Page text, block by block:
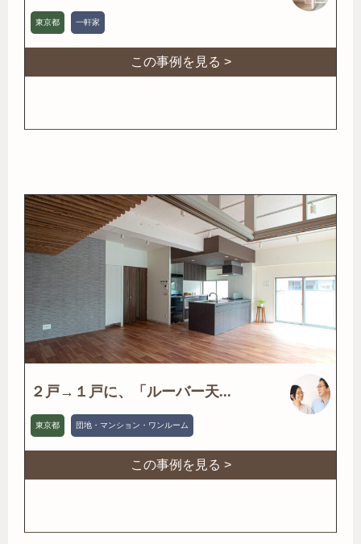
東京都 一軒家
この事例を見る >
２戸→１戸に、「ルーバー天...
東京都 団地・マンション・ワンルーム
この事例を見る >